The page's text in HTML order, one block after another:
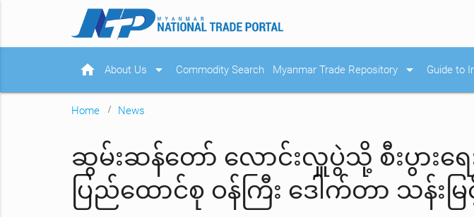
home About Us arrow_drop_down Commodity Search Myanmar Trade Repository arrow_drop_down Guide to
Home News
ဆွမ်းဆန်တော် လောင်းလှူပွဲသို့ စီးပွားရေ
ပြည်ထောင်စု ဝန်ကြီး ဒေါက်တာ သန်